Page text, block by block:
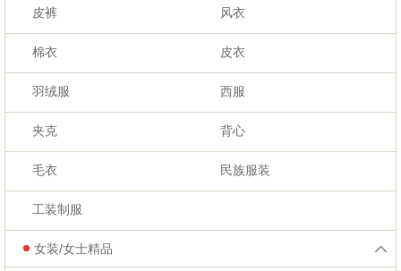
皮裤 风衣
棉衣 皮衣
羽绒服 西服
夹克 背心
毛衣 民族服装
工装制服
女装/女士精品